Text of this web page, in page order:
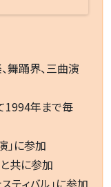
舞踊界、三曲演
1994年まで毎
」に参加
共に参加
ティバル」に参加